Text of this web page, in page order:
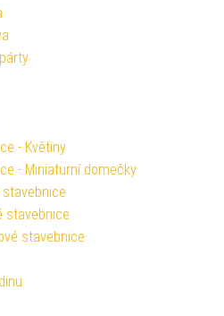
- Květiny
- Miniaturní domečky
stavebnice
stavebnice